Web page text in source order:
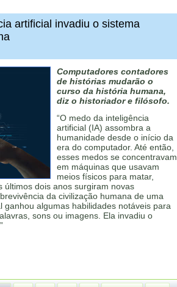
artificial invadiu o sistema
Computadores contadores
de histórias mudarão o
curso da história humana,
diz o historiador e filósofo.
“O medo da inteligência
artificial (IA) assombra a
humanidade desde o início da
era do computador. Até então,
esses medos se concentravam
em máquinas que usavam
meios físicos para matar,
últimos dois anos surgiram novas
da civilização humana de uma
ganhou algumas habilidades notáveis para
sons ou imagens. Ela invadiu o